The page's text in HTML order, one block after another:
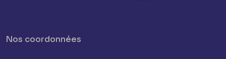
Nos coordonnées